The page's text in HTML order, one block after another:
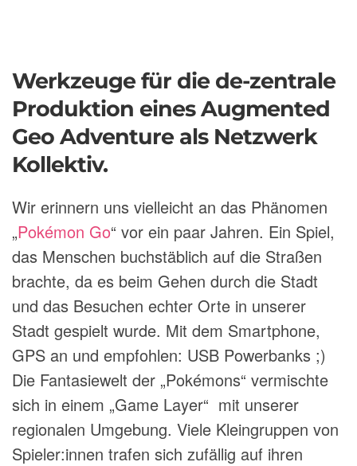
Werkzeuge für die de-zentrale
Produktion eines Augmented
Geo Adventure als Netzwerk
Kollektiv.
Wir erinnern uns vielleicht an das Phänomen
„Pokémon Go“ vor ein paar Jahren. Ein Spiel,
das Menschen buchstäblich auf die Straßen
brachte, da es beim Gehen durch die Stadt
und das Besuchen echter Orte in unserer
Stadt gespielt wurde. Mit dem Smartphone,
GPS an und empfohlen: USB Powerbanks ;)
Die Fantasiewelt der „Pokémons“ vermischte
sich in einem „Game Layer“ mit unserer
regionalen Umgebung. Viele Kleingruppen von
Spieler:innen trafen sich zufällig auf ihren